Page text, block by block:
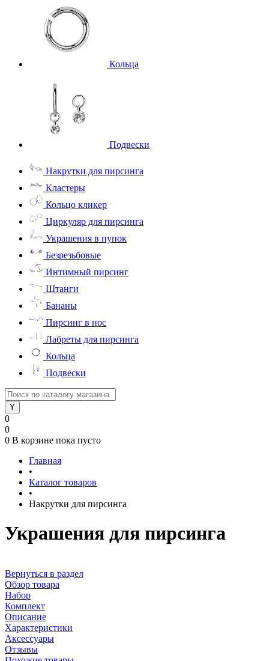
Кольца
Подвески
Накрутки для пирсинга
Кластеры
Кольцо кликер
Циркуляр для пирсинга
Украшения в пупок
Безрезьбовые
Интимный пирсинг
Штанги
Бананы
Пирсинг в нос
Лабреты для пирсинга
Кольца
Подвески
0
0
0 В корзине пока пусто
Главная
•
Каталог товаров
•
Накрутки для пирсинга
Украшения для пирсинга
Вернуться в раздел
Обзор товара
Набор
Комплект
Описание
Характеристики
Аксессуары
Отзывы